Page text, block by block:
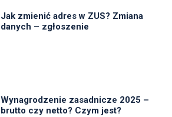
Jak zmienić adres w ZUS? Zmiana
danych – zgłoszenie
Wynagrodzenie zasadnicze 2025 –
brutto czy netto? Czym jest?